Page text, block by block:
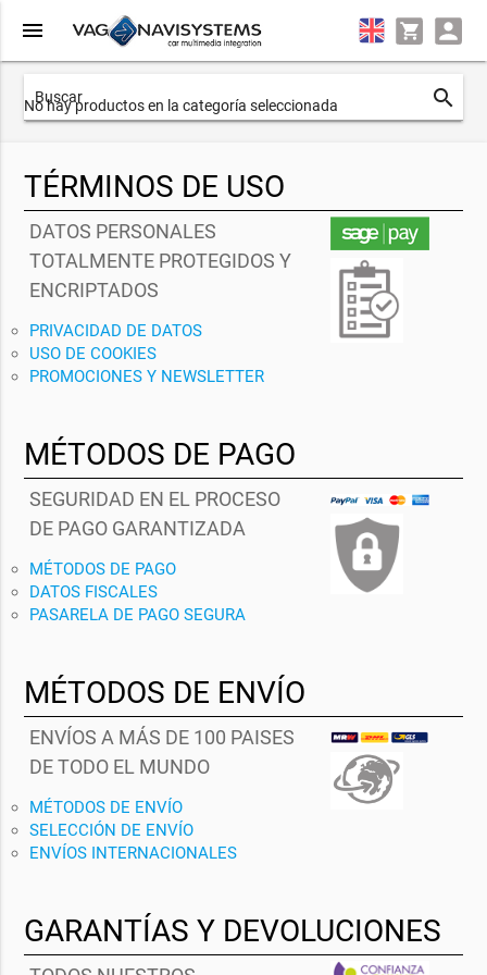
menu
search
No hay productos en la categoría seleccionada
TÉRMINOS DE USO
DATOS PERSONALES
TOTALMENTE PROTEGIDOS Y
ENCRIPTADOS
PRIVACIDAD DE DATOS
USO DE COOKIES
PROMOCIONES Y NEWSLETTER
MÉTODOS DE PAGO
SEGURIDAD EN EL PROCESO
DE PAGO GARANTIZADA
MÉTODOS DE PAGO
DATOS FISCALES
PASARELA DE PAGO SEGURA
MÉTODOS DE ENVÍO
ENVÍOS A MÁS DE 100 PAISES
DE TODO EL MUNDO
MÉTODOS DE ENVÍO
SELECCIÓN DE ENVÍO
ENVÍOS INTERNACIONALES
GARANTÍAS Y DEVOLUCIONES